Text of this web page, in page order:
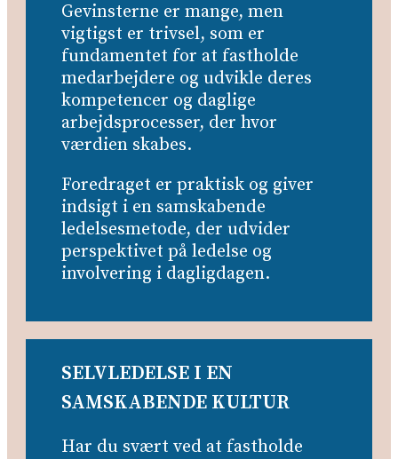
Gevinsterne er mange, men
vigtigst er trivsel, som er
fundamentet for at fastholde
medarbejdere og udvikle deres
kompetencer og daglige
arbejdsprocesser, der hvor
værdien skabes.
Foredraget er praktisk og giver
indsigt i en samskabende
ledelsesmetode, der udvider
perspektivet på ledelse og
involvering i dagligdagen.
SELVLEDELSE I EN
SAMSKABENDE KULTUR
Har du svært ved at fastholde